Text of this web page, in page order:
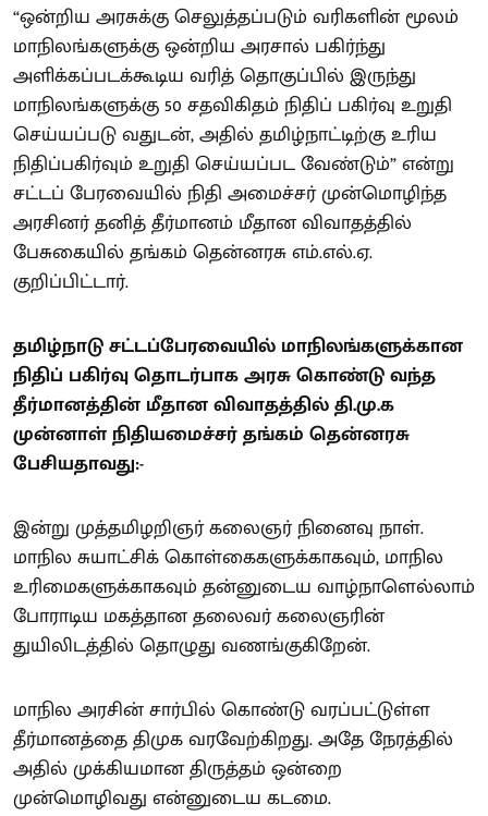
“ஒன்றிய அரசுக்கு செலுத்தப்படும் வரிகளின் மூலம்
மாநிலங்களுக்கு ஒன்றிய அரசால் பகிர்ந்து
அளிக்கப்படக்கூடிய வரித் தொகுப்பில் இருந்து
மாநிலங்களுக்கு 50 சதவிகிதம் நிதிப் பகிர்வு உறுதி
செய்யப்படு வதுடன், அதில் தமிழ்நாட்டிற்கு உரிய
நிதிப்பகிர்வும் உறுதி செய்யப்பட வேண்டும்” என்று
சட்டப் பேரவையில் நிதி அமைச்சர் முன்மொழிந்த
அரசினர் தனித் தீர்மானம் மீதான விவாதத்தில்
பேசுகையில் தங்கம் தென்னரசு எம்.எல்.ஏ.
குறிப்பிட்டார்.
தமிழ்நாடு சட்டப்பேரவையில் மாநிலங்களுக்கான
நிதிப் பகிர்வு தொடர்பாக அரசு கொண்டு வந்த
தீர்மானத்தின் மீதான விவாதத்தில் தி.மு.க
முன்னாள் நிதியமைச்சர் தங்கம் தென்னரசு
பேசியதாவது:-
இன்று முத்தமிழறிஞர் கலைஞர் நினைவு நாள்.
மாநில சுயாட்சிக் கொள்கைகளுக்காகவும், மாநில
உரிமைகளுக்காகவும் தன்னுடைய வாழ்நாளெல்லாம்
போராடிய மகத்தான தலைவர் கலைஞரின்
துயிலிடத்தில் தொழுது வணங்குகிறேன்.
மாநில அரசின் சார்பில் கொண்டு வரப்பட்டுள்ள
தீர்மானத்தை திமுக வரவேற்கிறது. அதே நேரத்தில்
அதில் முக்கியமான திருத்தம் ஒன்றை
முன்மொழிவது என்னுடைய கடமை.